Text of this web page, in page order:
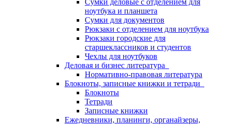
Сумки деловые с отделением для
ноутбука и планшета
Сумки для документов
Рюкзаки с отделением для ноутбука
Рюкзаки городские для
старшеклассников и студентов
Чехлы для ноутбуков
Деловая и бизнес литература
Нормативно-правовая литература
Блокноты, записные книжки и тетради
Блокноты
Тетради
Записные книжки
Ежедневники, планинги, органайзеры,